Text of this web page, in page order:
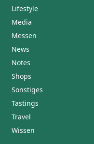
Lifestyle
Media
Messen
News
Notes
Shops
Sonstiges
Tastings
Travel
Wissen